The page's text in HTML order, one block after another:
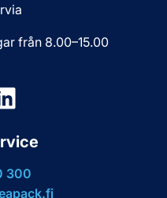
från 8.00–15.00
300